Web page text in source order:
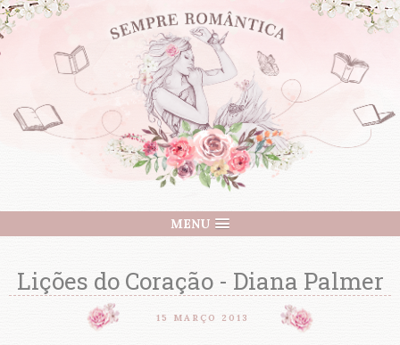
MENU
Lições do Coração - Diana Palmer
15 MARÇO 2013